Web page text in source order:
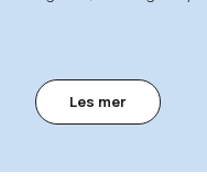
Les mer